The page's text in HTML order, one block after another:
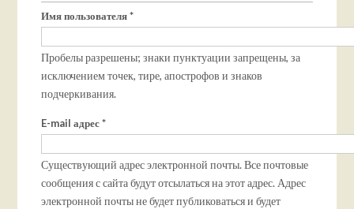
Имя пользователя*
Пробелы разрешены; знаки пунктуации запрещены, за
исключением точек, тире, апострофов и знаков
подчеркивания.
E-mail адрес*
Существующий адрес электронной почты. Все почтовые
сообщения с сайта будут отсылаться на этот адрес. Адрес
электронной почты не будет публиковаться и будет